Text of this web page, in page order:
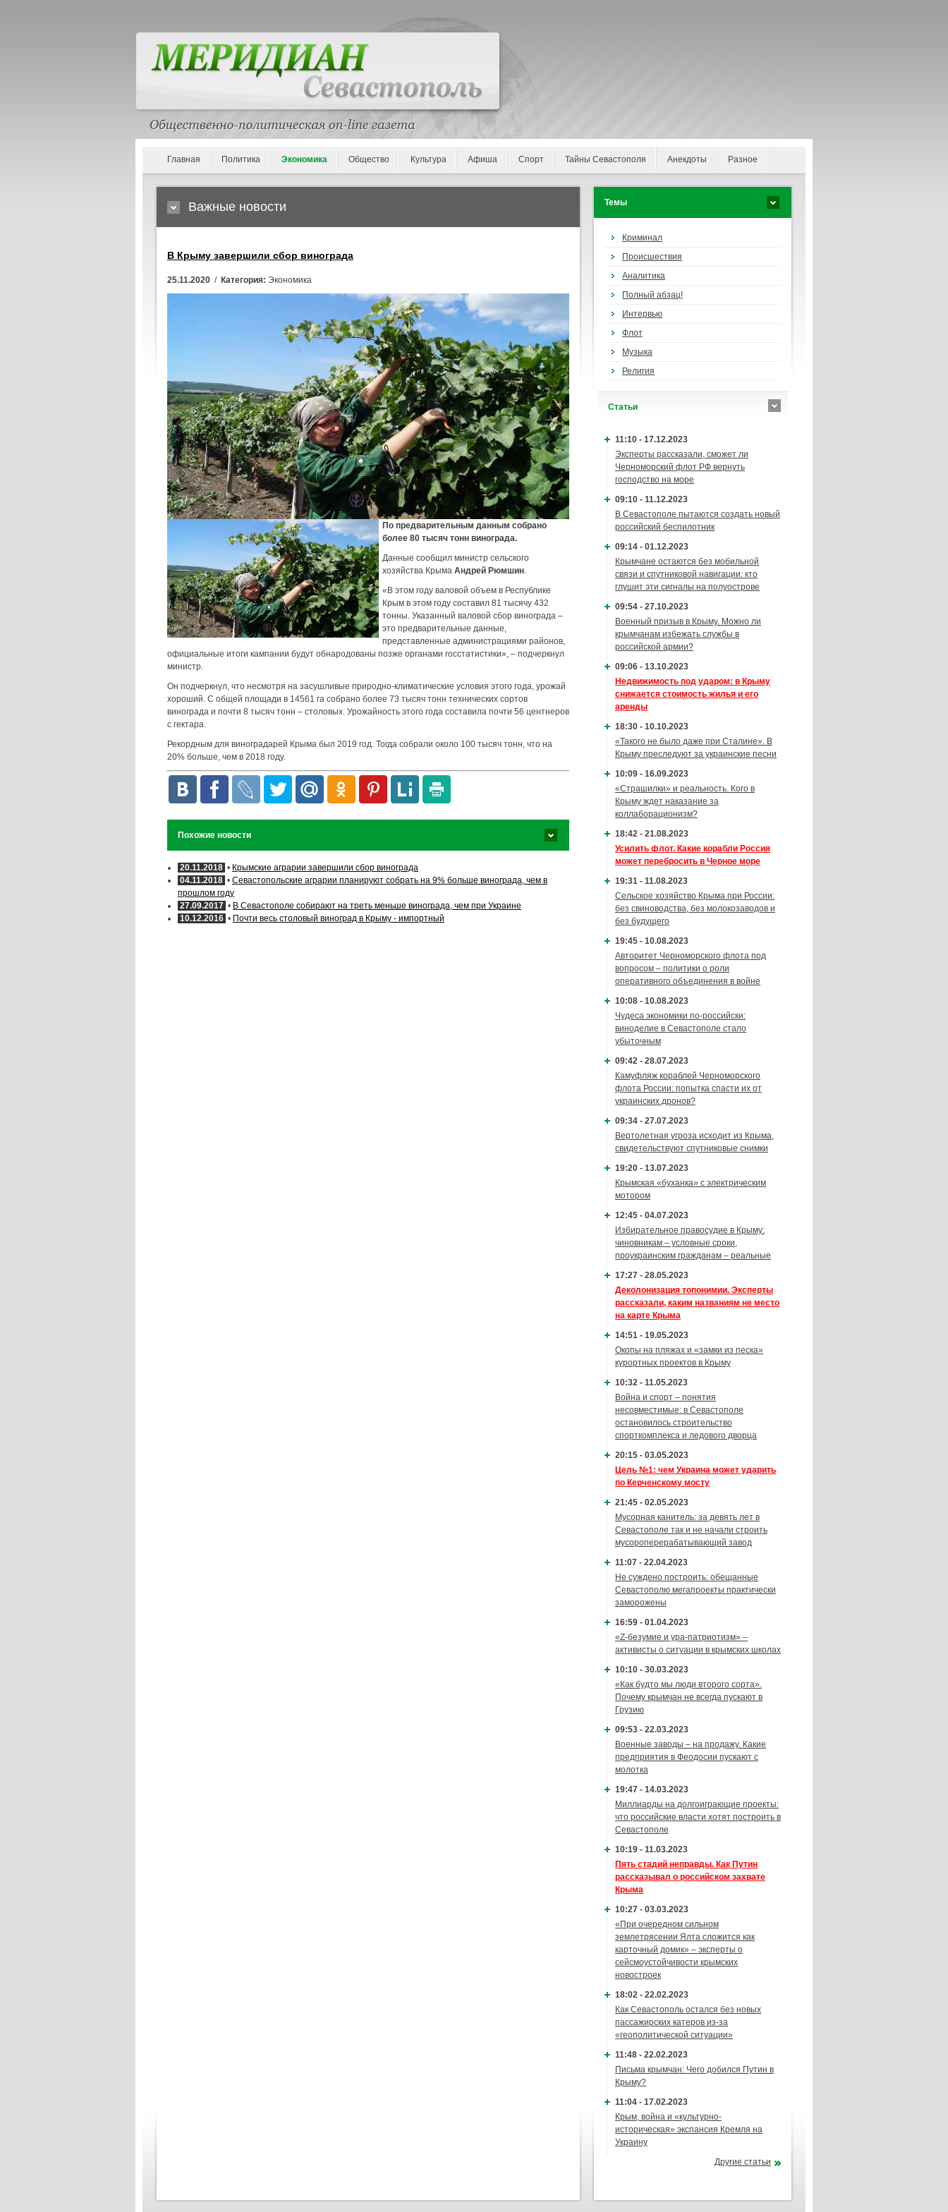
Главная Политика Экономика Общество Культура Афиша Спорт Тайны Севастополя Анекдоты Разное
Важные новости
В Крыму завершили сбор винограда
25.11.2020 / Категория: Экономика
По предварительным данным собрано
более 80 тысяч тонн винограда.
Данные сообщил министр сельского
хозяйства Крыма Андрей Рюмшин.
«В этом году валовой объем в Республике
Крым в этом году составил 81 тысячу 432
тонны. Указанный валовой сбор винограда –
это предварительные данные,
представленные администрациями районов,
официальные итоги кампании будут обнародованы позже органами госстатистики», – подчеркнул
министр.
Он подчеркнул, что несмотря на засушливые природно-климатические условия этого года, урожай
хороший. С общей площади в 14561 га собрано более 73 тысяч тонн технических сортов
винограда и почти 8 тысяч тонн – столовых. Урожайность этого года составила почти 56 центнеров
с гектара.
Рекордным для виноградарей Крыма был 2019 год. Тогда собрали около 100 тысяч тонн, что на
20% больше, чем в 2018 году.
Похожие новости
20.11.2018 • Крымские аграрии завершили сбор винограда
04.11.2018 • Севастопольские аграрии планируют собрать на 9% больше винограда, чем в
прошлом году
27.09.2017 • В Севастополе собирают на треть меньше винограда, чем при Украине
10.12.2016 • Почти весь столовый виноград в Крыму - импортный
Темы
Криминал
Происшествия
Аналитика
Полный абзац!
Интервью
Флот
Музыка
Религия
Cтатьи
11:10 - 17.12.2023
Эксперты рассказали, сможет ли
Черноморский флот РФ вернуть
господство на море
09:10 - 11.12.2023
В Севастополе пытаются создать новый
российский беспилотник
09:14 - 01.12.2023
Крымчане остаются без мобильной
связи и спутниковой навигации: кто
глушит эти сигналы на полуострове
09:54 - 27.10.2023
Военный призыв в Крыму. Можно ли
крымчанам избежать службы в
российской армии?
09:06 - 13.10.2023
Недвижимость под ударом: в Крыму
снижается стоимость жилья и его
аренды
18:30 - 10.10.2023
«Такого не было даже при Сталине». В
Крыму преследуют за украинские песни
10:09 - 16.09.2023
«Страшилки» и реальность. Кого в
Крыму ждет наказание за
коллаборационизм?
18:42 - 21.08.2023
Усилить флот. Какие корабли Россия
может перебросить в Черное море
19:31 - 11.08.2023
Сельское хозяйство Крыма при России:
без свиноводства, без молокозаводов и
без будущего
19:45 - 10.08.2023
Авторитет Черноморского флота под
вопросом – политики о роли
оперативного объединения в войне
10:08 - 10.08.2023
Чудеса экономики по-российски:
виноделие в Севастополе стало
убыточным
09:42 - 28.07.2023
Камуфляж кораблей Черноморского
флота России: попытка спасти их от
украинских дронов?
09:34 - 27.07.2023
Вертолетная угроза исходит из Крыма,
свидетельствуют спутниковые снимки
19:20 - 13.07.2023
Крымская «буханка» с электрическим
мотором
12:45 - 04.07.2023
Избирательное правосудие в Крыму:
чиновникам – условные сроки,
проукраинским гражданам – реальные
17:27 - 28.05.2023
Деколонизация топонимии. Эксперты
рассказали, каким названиям не место
на карте Крыма
14:51 - 19.05.2023
Окопы на пляжах и «замки из песка»
курортных проектов в Крыму
10:32 - 11.05.2023
Война и спорт – понятия
несовместимые: в Севастополе
остановилось строительство
спорткомплекса и ледового дворца
20:15 - 03.05.2023
Цель №1: чем Украина может ударить
по Керченскому мосту
21:45 - 02.05.2023
Мусорная канитель: за девять лет в
Севастополе так и не начали строить
мусороперерабатывающий завод
11:07 - 22.04.2023
Не суждено построить: обещанные
Севастополю мегапроекты практически
заморожены
16:59 - 01.04.2023
«Z-безумие и ура-патриотизм» –
активисты о ситуации в крымских школах
10:10 - 30.03.2023
«Как будто мы люди второго сорта».
Почему крымчан не всегда пускают в
Грузию
09:53 - 22.03.2023
Военные заводы – на продажу. Какие
предприятия в Феодосии пускают с
молотка
19:47 - 14.03.2023
Миллиарды на долгоиграющие проекты:
что российские власти хотят построить в
Севастополе
10:19 - 11.03.2023
Пять стадий неправды. Как Путин
рассказывал о российском захвате
Крыма
10:27 - 03.03.2023
«При очередном сильном
землетрясении Ялта сложится как
карточный домик» – эксперты о
сейсмоустойчивости крымских
новостроек
18:02 - 22.02.2023
Как Севастополь остался без новых
пассажирских катеров из-за
«геополитической ситуации»
11:48 - 22.02.2023
Письма крымчан: Чего добился Путин в
Крыму?
11:04 - 17.02.2023
Крым, война и «культурно-
историческая» экспансия Кремля на
Украину
Другие статьи